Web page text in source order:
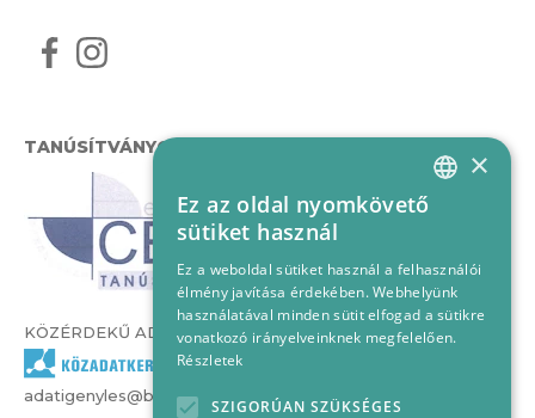
TANÚSÍTVÁNYOK
KÖZÉRDEKŰ ADATOK
adatigenyles@bvcs.hu
HUNGARIAN
×
Ez az oldal nyomkövető
sütiket használ
Ez a weboldal sütiket használ a felhasználói
élmény javítása érdekében. Webhelyünk
használatával minden sütit elfogad a sütikre
vonatkozó irányelveinknek megfelelően.
Részletek
SZIGORÚAN SZÜKSÉGES